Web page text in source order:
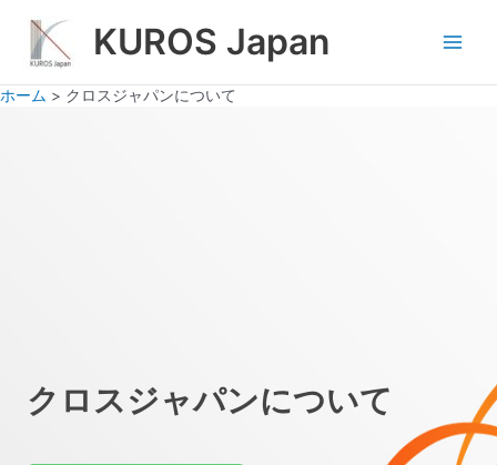
ス
キ
KUROS Japan
ホーム クロスジャパンについて
クロスジャパンについて